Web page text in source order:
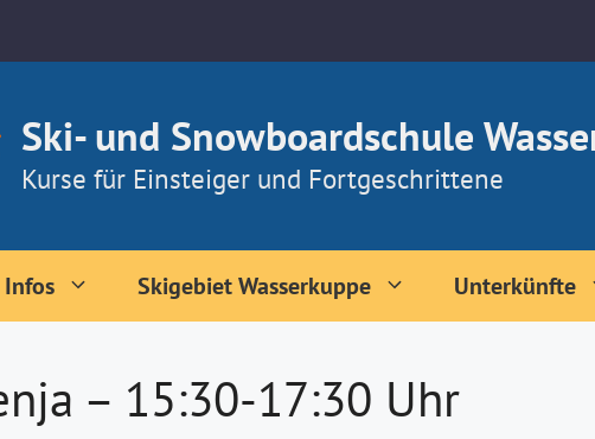
Ski- und Snowboardschule
Kurse für Einsteiger und Fortgeschrittene
Infos Skigebiet Wasserkuppe Unterkünfte
– 15:30-17:30 Uhr